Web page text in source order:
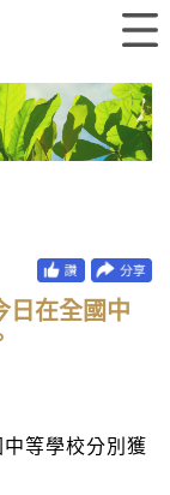
日在全國中
等學校分別獲